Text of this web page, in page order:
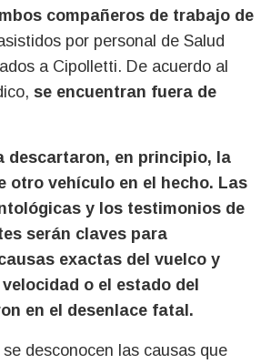
compañeros de trabajo de
por personal de Salud
a Cipolletti. De acuerdo al
se encuentran fuera de
descartaron, en principio, la
otro vehículo en el hecho. Las
y los testimonios de
serán claves para
exactas del vuelco y
o el estado del
en el desenlace fatal.
desconocen las causas que